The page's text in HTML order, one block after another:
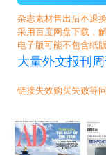
杂志素材售出后不退
采用百度网盘下载，
电子版可能不包含纸
大量外文报刊
链接失效购买失败等